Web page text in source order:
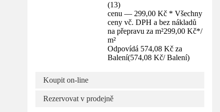
(13)
cenu — 299,00 Kč * Všechny
ceny vč. DPH a bez nákladů
na přepravu za m²299,00 Kč*/
m²
Odpovídá 574,08 Kč za
Balení(574,08 Kč/ Balení)
Koupit on-line
Rezervovat v prodejně